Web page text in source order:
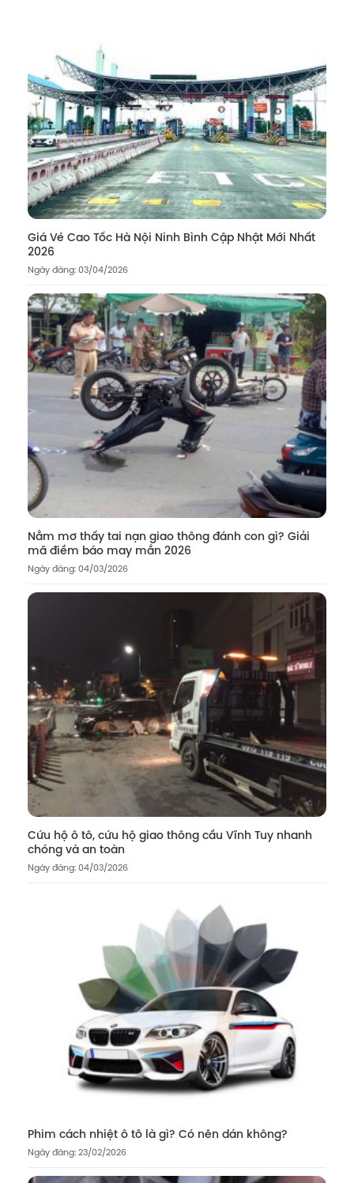
Giá Vé Cao Tốc Hà Nội Ninh Bình Cập Nhật Mới Nhất
2026
Ngày đăng: 03/04/2026
Nằm mơ thấy tai nạn giao thông đánh con gì? Giải
mã điềm báo may mắn 2026
Ngày đăng: 04/03/2026
Cứu hộ ô tô, cứu hộ giao thông cầu Vĩnh Tuy nhanh
chóng và an toàn
Ngày đăng: 04/03/2026
Phim cách nhiệt ô tô là gì? Có nên dán không?
Ngày đăng: 23/02/2026